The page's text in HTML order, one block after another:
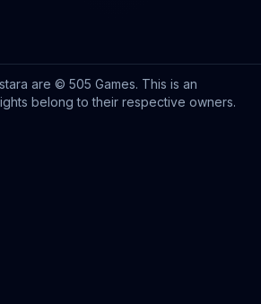
are © 505 Games. This is an
belong to their respective owners.